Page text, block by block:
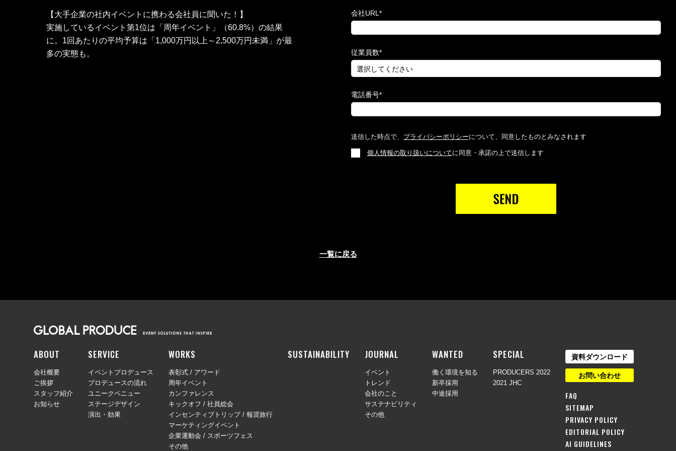
【大手企業の社内イベントに携わる会社員に聞いた！】
実施しているイベント第1位は「周年イベント」（60.8%）の結果
に。1回あたりの平均予算は「1,000万円以上～2,500万円未満」が最
多の実態も。
会社URL *
従業員数*
電話番号*
送信した時点で、 プライバシーポリシーについて、同意したものとみなされます
個人情報の取り扱いについてに同意・承諾の上で送信します
一覧に戻る
ABOUT
会社概要
ご挨拶
スタッフ紹介
お知らせ
SERVICE
イベントプロデュース
プロデュースの流れ
ユニークベニュー
ステージデザイン
演出・効果
WORKS
表彰式 / アワード
周年イベント
カンファレンス
キックオフ / 社員総会
インセンティブトリップ / 報奨旅行
マーケティングイベント
企業運動会 / スポーツフェス
その他
SUSTAINABILITY JOURNAL
イベント
トレンド
会社のこと
サステナビリティ
その他
WANTED
働く環境を知る
新卒採用
中途採用
SPECIAL
PRODUCERS 2022
2021 JHC
資料ダウンロード
お問い合わせ
FAQ
SITEMAP
PRIVACY POLICY
EDITORIAL POLICY
AI GUIDELINES